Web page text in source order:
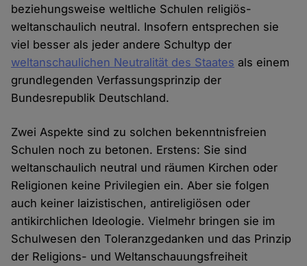
beziehungsweise weltliche Schulen religiös-
weltanschaulich neutral. Insofern entsprechen sie
viel besser als jeder andere Schultyp der
weltanschaulichen Neutralität des Staates als einem
grundlegenden Verfassungsprinzip der
Bundesrepublik Deutschland.
Zwei Aspekte sind zu solchen bekenntnisfreien
Schulen noch zu betonen. Erstens: Sie sind
weltanschaulich neutral und räumen Kirchen oder
Religionen keine Privilegien ein. Aber sie folgen
auch keiner laizistischen, antireligiösen oder
antikirchlichen Ideologie. Vielmehr bringen sie im
Schulwesen den Toleranzgedanken und das Prinzip
der Religions- und Weltanschauungsfreiheit